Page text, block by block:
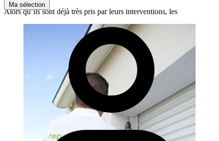
Ma sélection
Alors qu’ils sont déjà très pris par leurs interventions, les